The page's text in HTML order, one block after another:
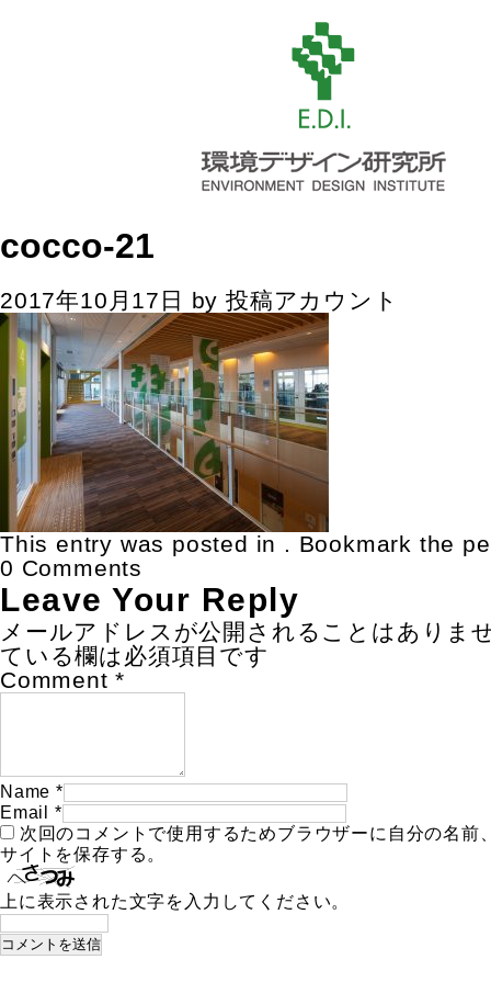
cocco-21
2017年10月17日 by投稿アカウント
This entry was posted in . Bookmark the
0 Comments
Leave Your Reply
メールアドレスが公開されることはありま
ている欄は必須項目です
Comment *
Name *
Email
*
次回のコメントで使用するためブラウザーに自分の名前
サイトを保存する。
上に表示された文字を入力してください。